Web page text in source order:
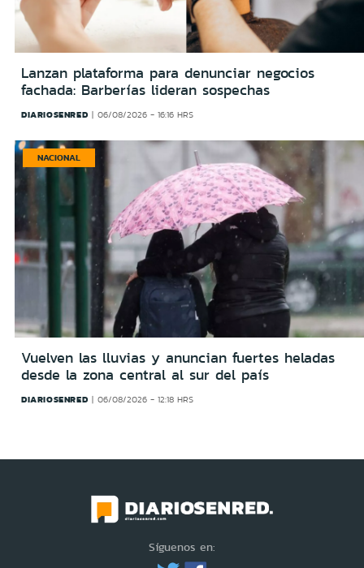
Lanzan plataforma para denunciar negocios
fachada: Barberías lideran sospechas
DIARIOSENRED 06/08/2026 - 16:16 HRS
NACIONAL
Vuelven las lluvias y anuncian fuertes heladas
desde la zona central al sur del país
DIARIOSENRED 06/08/2026 - 12:18 HRS
Síguenos en: